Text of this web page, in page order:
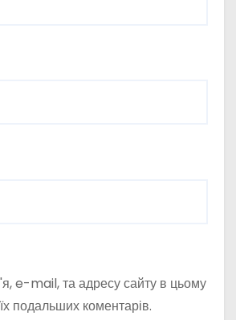
e-mail, та адресу сайту в цьому
подальших коментарів.